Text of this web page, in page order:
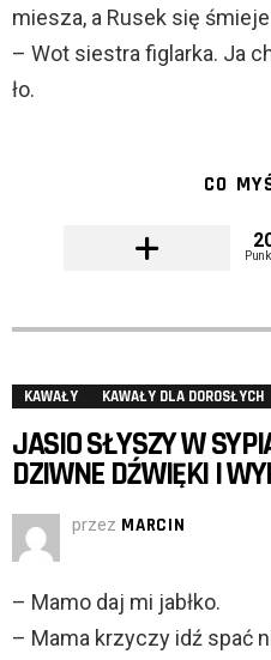
miesza, a Rusek się
– Wot siestra figlarka. Ja
ło.
CO
KAWAŁY KAWAŁY DLA DOROSŁYCH
JASIO SŁYSZY W
DZIWNE DŹWIĘKI I
przez MARCIN
– Mamo daj mi jabłko.
– Mama krzyczy idź spać